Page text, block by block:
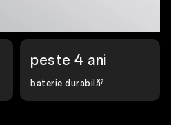
peste 4 ani
baterie durabilă7